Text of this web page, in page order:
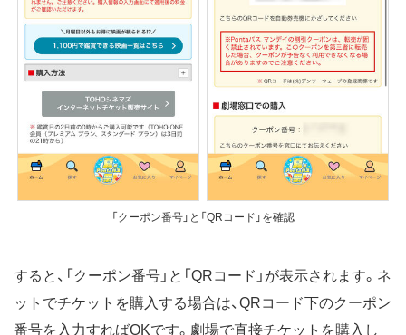
「クーポン番号」と「QRコード」を確認
すると、「クーポン番号」と「QRコード」が表示されます。ネ
ットでチケットを購入する場合は、QRコード下のクーポン
番号を入力すればOKです。劇場で直接チケットを購入し